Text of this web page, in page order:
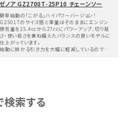
ゼノア GZ2700T-25P10 チェーンソー
簡単始動の「こがる」ハイパワーバージョン！
G2501Tのサイズ感と重量はそのままにエンジン
排気量を25.4ccから27ccにパワーアップ、切り易
さ・使い易さを兼ね備えたバランスの良いモデルに
仕上がっています。
始動に掛かる引き力を大幅に軽減しているのでリコ
検索する